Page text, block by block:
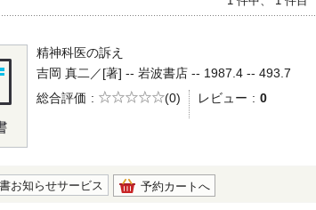
精神科医の訴え
吉岡 真二／[著] -- 岩波書店 -- 1987.4 -- 493.7
総合評価
5段階評価
(0) レビュー 0
お知らせサービス 予約カートへ